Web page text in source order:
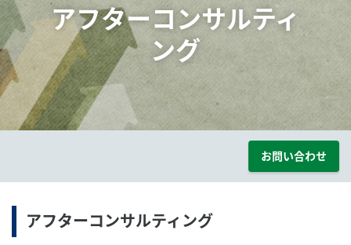
アフターコンサルティ
ング
お問い合わせ
アフターコンサルティング